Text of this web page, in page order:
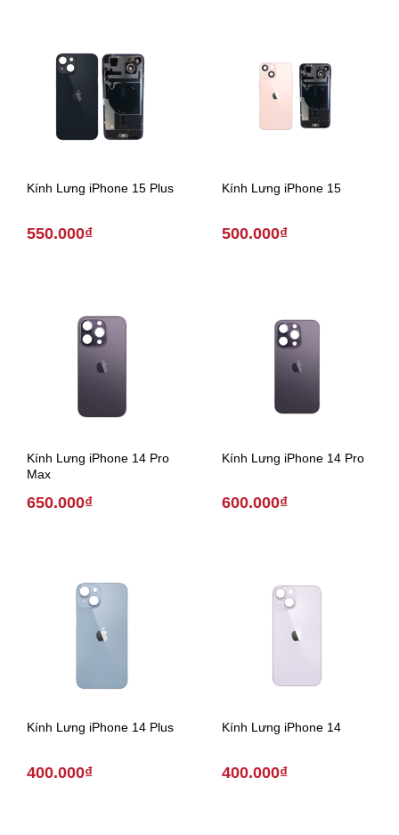
Kính Lưng iPhone 15 Plus
550.000₫
Kính Lưng iPhone 15
500.000₫
Kính Lưng iPhone 14 Pro
Max
650.000₫
Kính Lưng iPhone 14 Pro
600.000₫
Kính Lưng iPhone 14 Plus
400.000₫
Kính Lưng iPhone 14
400.000₫